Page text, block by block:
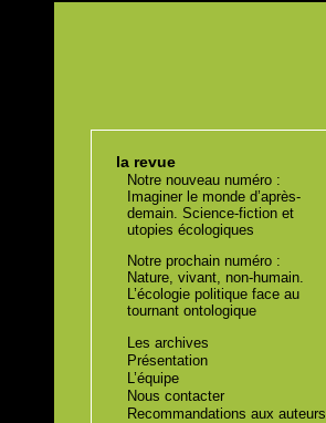
la revue
Notre nouveau numéro :
Imaginer le monde d’après-
demain. Science-fiction et
utopies écologiques
Notre prochain numéro :
Nature, vivant, non-humain.
L’écologie politique face au
tournant ontologique
Les archives
Présentation
L’équipe
Nous contacter
Recommandations aux auteurs